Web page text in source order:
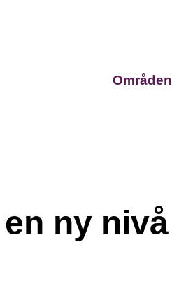
Områden
ny nivå